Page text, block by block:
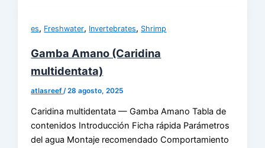
es, Freshwater, Invertebrates, Shrimp
Gamba Amano (Caridina
multidentata)
atlasreef /28 agosto, 2025
Caridina multidentata — Gamba Amano Tabla de
contenidos Introducción Ficha rápida Parámetros
del agua Montaje recomendado Comportamiento